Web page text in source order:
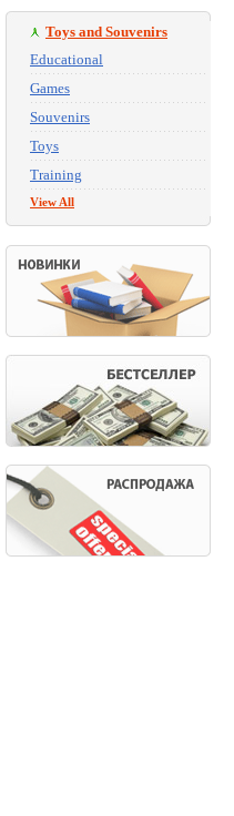
Toys and Souvenirs
Educational
Games
Souvenirs
Toys
Training
View All